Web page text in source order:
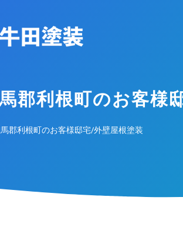
郡利根町のお客様
郡利根町のお客様邸宅/外壁屋根塗装